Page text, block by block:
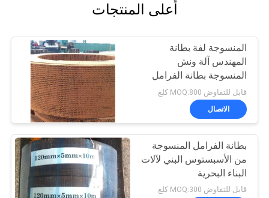
أعلى المنتجات
المنسوجة لفة بطانة
المهندس آلة ونش
المنسوجة بطانة الفرامل
الفرقة المواد
قابل للتفاوض MOQ:800 كلغ
الاتصال
بطانة الفرامل المنسوجة
من الأسبستوس البني لآلات
البناء البحرية
قابل للتفاوض MOQ:300 كلغ